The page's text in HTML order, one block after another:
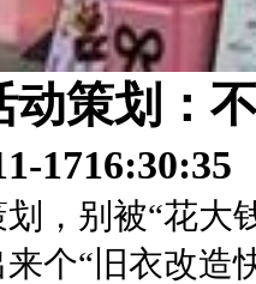
动策划：
1716:30:35
，别被“花大
个“旧衣改造